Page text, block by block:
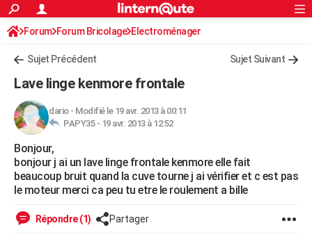
ACTUALITÉS
Politique
Société
Faits Divers
Education
Monde
Villes
+
FINANCE
Retraite
Impôts
Epargne
Immobilier
Risques naturels par ville
Banque
Assurance
Crédit
AUTO
Essais
Réserver un essai
Citadines
Berlines
SUV
Forum auto
+HIGH-TECH
Mobiles
Meilleur smartphone
Internet
Ordinateurs
Jeux vidéo
Guide high-tech
+BRICOLAGE
Forum
Aménagement intérieur
Extérieur
Cuisine
Salle de bains
Jardinage
Rangement
WEEK-END
S'inscrire
Connexion
Forum Forum Bricolage Electroménager
Sujet Précédent Sujet Suivant
Lave linge kenmore frontale
dario- Modifié le 19 avr. 2013 à 00:11
PAPY35 - 19 avr. 2013 à 12:52
Bonjour,
bonjour j ai un lave linge frontale kenmore elle fait
beaucoup bruit quand la cuve tourne j ai vérifier et c est pas
le moteur merci ca peu tu etre le roulement a bille
Répondre (1) Partager